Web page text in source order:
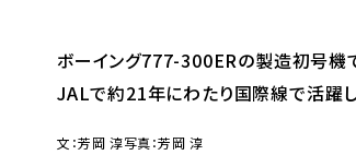
ボーイング777-300ERの製造初号機
JALで約21年にわたり国際線で活躍し
文：芳岡 淳写真：芳岡 淳